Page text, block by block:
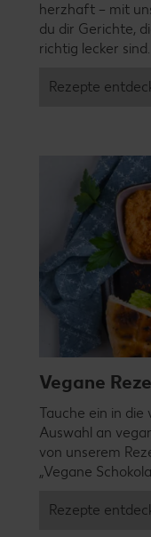
herzhaft – mit
du dir Gerichte,
richtig lecker sind.
Rezepte
Vegane
Tauche ein in die
Auswahl an
von unserem
„Vegane
Rezepte